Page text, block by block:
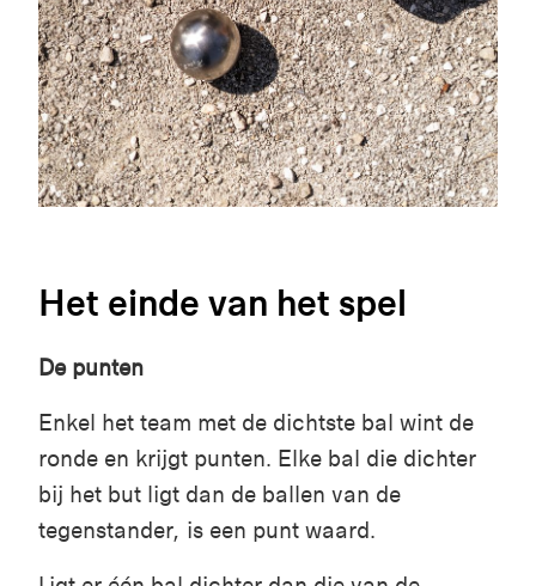
Het einde van het spel
De punten
Enkel het team met de dichtste bal wint de
ronde en krijgt punten. Elke bal die dichter
bij het but ligt dan de ballen van de
tegenstander, is een punt waard.